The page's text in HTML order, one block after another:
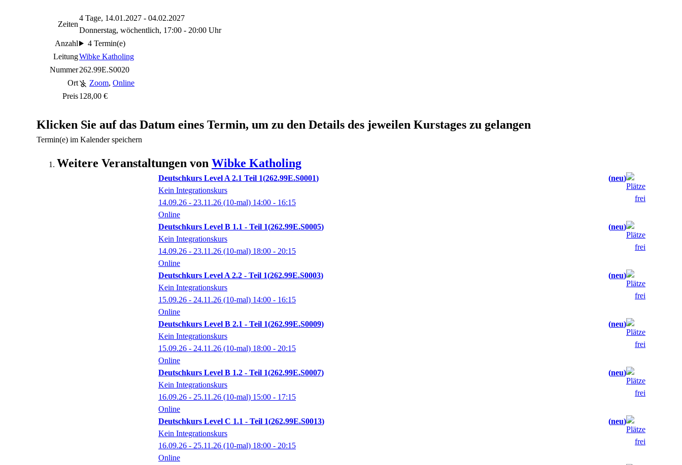
Zeiten
4 Tage, 14.01.2027 - 04.02.2027
Donnerstag, wöchentlich, 17:00 - 20:00 Uhr
Anzahl
4 Termin(e)
LeitungWibke Katholing
Nummer262.99E.S0020
Ort
Zoom, Online
Preis128,00 €
Klicken Sie auf das Datum eines Termin, um zu den Details des jeweilen Kurstages zu gelangen
Termin(e) im Kalender speichern
Weitere Veranstaltungen von Wibke Katholing
Deutschkurs Level A 2.1 Teil 1 262.99E.S0001
neu
Kein Integrationskurs
14.09.26 - 23.11.26 (10-mal) 14:00 - 16:15
Online
Deutschkurs Level B 1.1 - Teil 1 262.99E.S0005
neu
Kein Integrationskurs
14.09.26 - 23.11.26 (10-mal) 18:00 - 20:15
Online
Deutschkurs Level A 2.2 - Teil 1 262.99E.S0003
neu
Kein Integrationskurs
15.09.26 - 24.11.26 (10-mal) 14:00 - 16:15
Online
Deutschkurs Level B 2.1 - Teil 1 262.99E.S0009
neu
Kein Integrationskurs
15.09.26 - 24.11.26 (10-mal) 18:00 - 20:15
Online
Deutschkurs Level B 1.2 - Teil 1 262.99E.S0007
neu
Kein Integrationskurs
16.09.26 - 25.11.26 (10-mal) 15:00 - 17:15
Online
Deutschkurs Level C 1.1 - Teil 1 262.99E.S0013
neu
Kein Integrationskurs
16.09.26 - 25.11.26 (10-mal) 18:00 - 20:15
Online